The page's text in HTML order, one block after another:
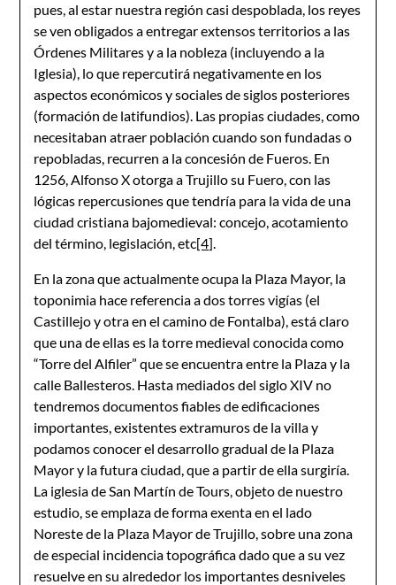
pues, al estar nuestra región casi despoblada, los reyes
se ven obligados a entregar extensos territorios a las
Órdenes Militares y a la nobleza (incluyendo a la
Iglesia), lo que repercutirá negativamente en los
aspectos económicos y sociales de siglos posteriores
(formación de latifundios). Las propias ciudades, como
necesitaban atraer población cuando son fundadas o
repobladas, recurren a la concesión de Fueros. En
1256, Alfonso X otorga a Trujillo su Fuero, con las
lógicas repercusiones que tendría para la vida de una
ciudad cristiana bajomedieval: concejo, acotamiento
del término, legislación, etc[4].
En la zona que actualmente ocupa la Plaza Mayor, la
toponimia hace referencia a dos torres vigías (el
Castillejo y otra en el camino de Fontalba), está claro
que una de ellas es la torre medieval conocida como
“Torre del Alfiler” que se encuentra entre la Plaza y la
calle Ballesteros. Hasta mediados del siglo XIV no
tendremos documentos fiables de edificaciones
importantes, existentes extramuros de la villa y
podamos conocer el desarrollo gradual de la Plaza
Mayor y la futura ciudad, que a partir de ella surgiría.
La iglesia de San Martín de Tours, objeto de nuestro
estudio, se emplaza de forma exenta en el lado
Noreste de la Plaza Mayor de Trujillo, sobre una zona
de especial incidencia topográfica dado que a su vez
resuelve en su alrededor los importantes desniveles